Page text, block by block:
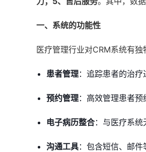
一、系统的功能性
医疗管理行业对CRM系统有
患者管理：追踪患者的治疗
预约管理：高效管理患者预
电子病历整合：与医疗系统
沟通工具：包含短信、邮件